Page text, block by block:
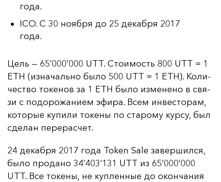
года.
ICO. С 30 ноября до 25 декабря 2017
года.
Цель — 65’000’000 UTT. Сто­имость 800 UTT = 1
ETH (из­на­чаль­но бы­ло 500 UTT = 1 ETH). Ко­ли­
чес­тво то­ке­нов за 1 ETH бы­ло из­ме­не­но в свя­
зи с по­до­ро­жа­ни­ем эфи­ра. Всем ин­вес­то­рам,
ко­то­рые ку­пи­ли то­ке­ны по ста­ро­му кур­су, был
сде­лан пе­ре­рас­чет.
24 де­каб­ря 2017 го­да Token Sale за­вер­шил­ся,
бы­ло про­да­но 34’403’131 UTT из 65’000’000
UTT. Все то­ке­ны, не куп­лен­ные до окон­ча­ния